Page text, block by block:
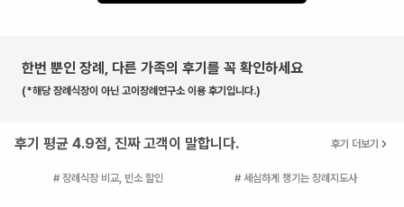
한번 뿐인 장례, 다른 가족의 후기를 꼭 확인하세요
(*해당 장례식장이 아닌 고이장례연구소 이용 후기입니다.)
후기 평균 4.9점, 진짜 고객이 말합니다. 후기 더보기
# 장례식장 비교, 빈소 할인 # 세심하게 챙기는 장례지도사